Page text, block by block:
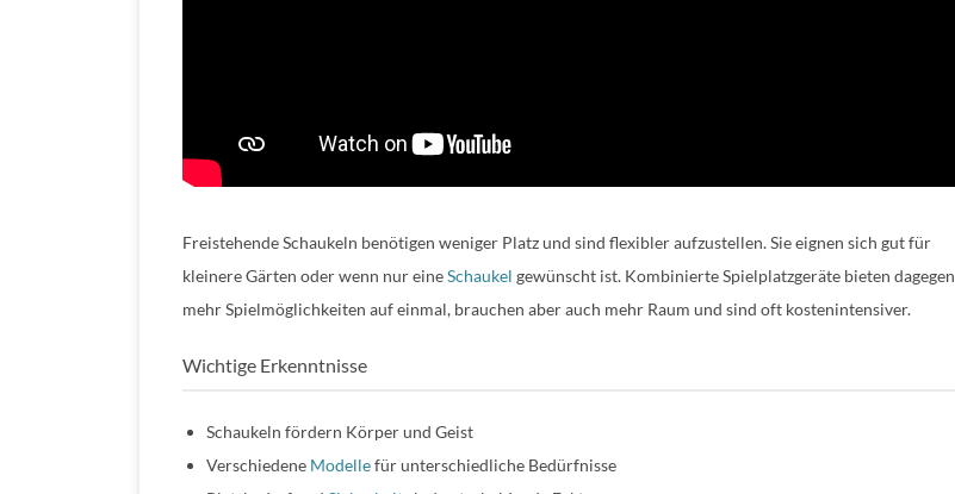
Freistehende Schaukeln benötigen weniger Platz und sind flexibler aufzustellen. Sie eignen sich gut für
kleinere Gärten oder wenn nur eineSchaukel gewünscht ist. Kombinierte Spielplatzgeräte bieten dagegen
mehr Spielmöglichkeiten auf einmal, brauchen aber auch mehr Raum und sind oft kostenintensiver.
Wichtige Erkenntnisse
Schaukeln fördern Körper und Geist
Verschiedene Modellefür unterschiedliche Bedürfnisse